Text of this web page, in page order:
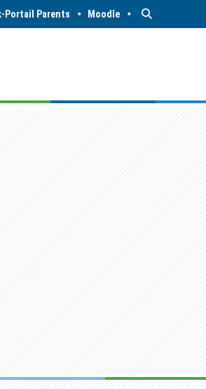
Portail Parents Moodle